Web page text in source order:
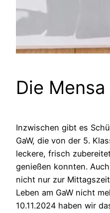
Die
Inzwischen gibt es
GaW, die von der 5.
leckere, frisch
genießen konnten.
nicht nur zur
Leben am GaW nicht
10.11.2024 haben wir